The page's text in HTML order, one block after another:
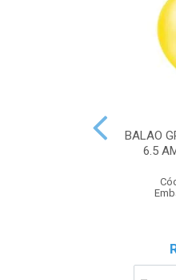
BALAO
6.5